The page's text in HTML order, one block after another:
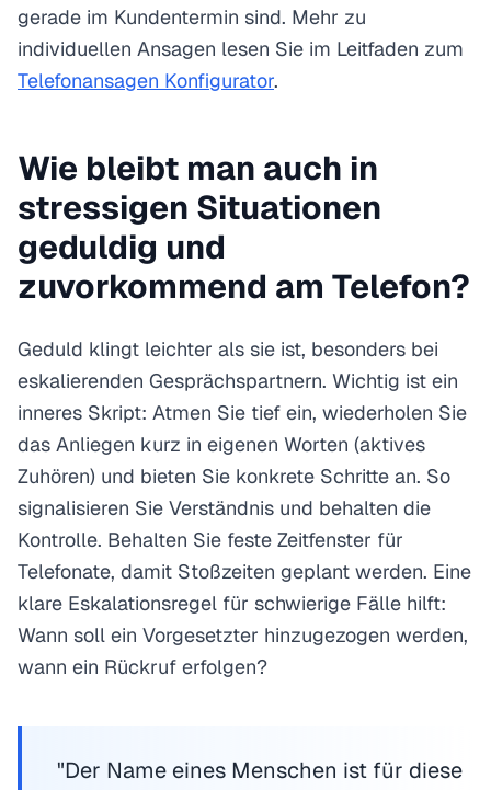
gerade im Kundentermin sind. Mehr zu
individuellen Ansagen lesen Sie im Leitfaden zum
Telefonansagen Konfigurator.
Wie bleibt man auch in
stressigen Situationen
geduldig und
zuvorkommend am Telefon?
Geduld klingt leichter als sie ist, besonders bei
eskalierenden Gesprächspartnern. Wichtig ist ein
inneres Skript: Atmen Sie tief ein, wiederholen Sie
das Anliegen kurz in eigenen Worten (aktives
Zuhören) und bieten Sie konkrete Schritte an. So
signalisieren Sie Verständnis und behalten die
Kontrolle. Behalten Sie feste Zeitfenster für
Telefonate, damit Stoßzeiten geplant werden. Eine
klare Eskalationsregel für schwierige Fälle hilft:
Wann soll ein Vorgesetzter hinzugezogen werden,
wann ein Rückruf erfolgen?
"Der Name eines Menschen ist für diese